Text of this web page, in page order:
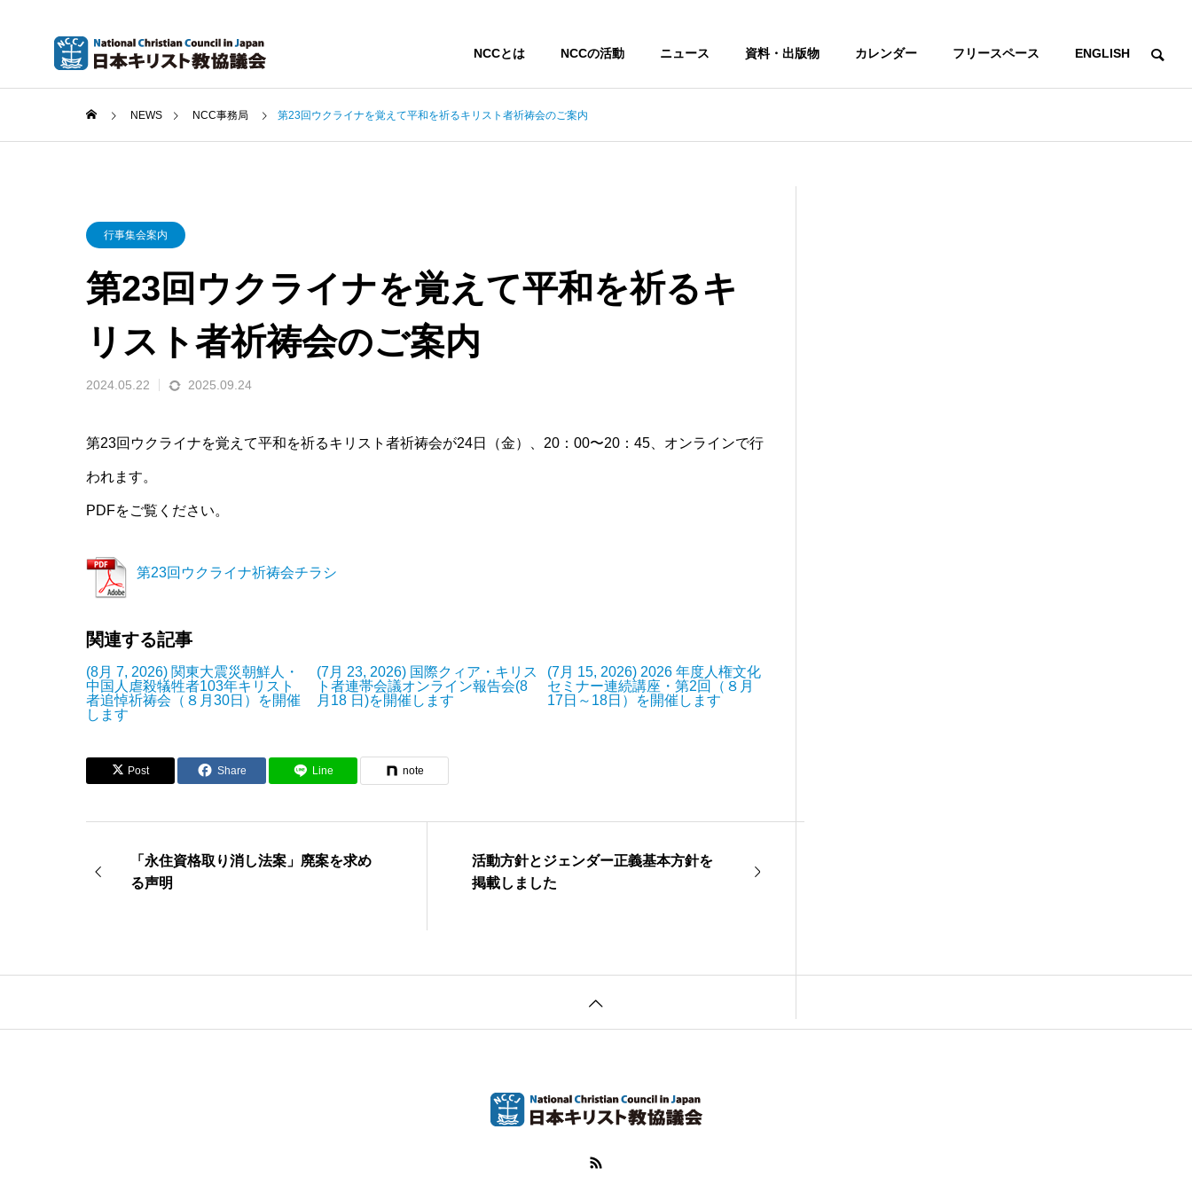
NCCとは NCCの活動 ニュース 資料・出版物 カレンダー フリースペース ENGLISH
NEWS NCC事務局 第23回ウクライナを覚えて平和を祈るキリスト者祈祷会のご案内
行事集会案内
第23回ウクライナを覚えて平和を祈るキ
リスト者祈祷会のご案内
2024.05.22 2025.09.24
第23回ウクライナを覚えて平和を祈るキリスト者祈祷会が24日（金）、20：00〜20：45、オンラインで行
われます。
PDFをご覧ください。
第23回ウクライナ祈祷会チラシ
関連する記事
(8月 7, 2026) 関東大震災朝鮮人・
中国人虐殺犠牲者103年キリスト
者追悼祈祷会（８月30日）を開催
します
(7月 23, 2026) 国際クィア・キリス
ト者連帯会議オンライン報告会(8
月18 日)を開催します
(7月 15, 2026) 2026 年度人権文化
セミナー連続講座・第2回（８月
17日～18日）を開催します
Post Share Line note
「永住資格取り消し法案」廃案を求め
る声明
活動方針とジェンダー正義基本方針を
掲載しました